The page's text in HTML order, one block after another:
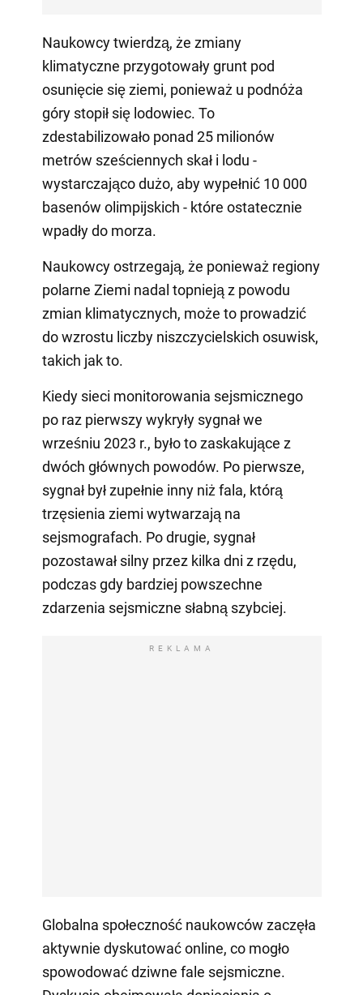
Naukowcy twierdzą, że zmiany
klimatyczne przygotowały grunt pod
osunięcie się ziemi, ponieważ u podnóża
góry stopił się lodowiec. To
zdestabilizowało ponad 25 milionów
metrów sześciennych skał i lodu -
wystarczająco dużo, aby wypełnić 10 000
basenów olimpijskich - które ostatecznie
wpadły do morza.
Naukowcy ostrzegają, że ponieważ regiony
polarne Ziemi nadal topnieją z powodu
zmian klimatycznych, może to prowadzić
do wzrostu liczby niszczycielskich osuwisk,
takich jak to.
Kiedy sieci monitorowania sejsmicznego
po raz pierwszy wykryły sygnał we
wrześniu 2023 r., było to zaskakujące z
dwóch głównych powodów. Po pierwsze,
sygnał był zupełnie inny niż fala, którą
trzęsienia ziemi wytwarzają na
sejsmografach. Po drugie, sygnał
pozostawał silny przez kilka dni z rzędu,
podczas gdy bardziej powszechne
zdarzenia sejsmiczne słabną szybciej.
REKLAMA
Globalna społeczność naukowców zaczęła
aktywnie dyskutować online, co mogło
spowodować dziwne fale sejsmiczne.